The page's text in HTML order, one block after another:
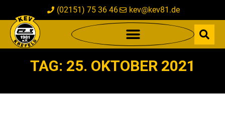
(02151) 75 36 46 kev@kev81.de
TAG: 25. OKTOBER 2021